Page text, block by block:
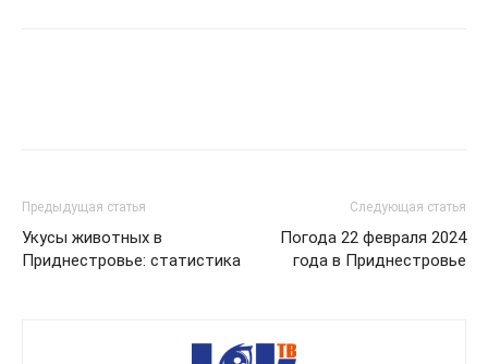
Предыдущая статья
Укусы животных в
Приднестровье: статистика
Следующая статья
Погода 22 февраля 2024
года в Приднестровье